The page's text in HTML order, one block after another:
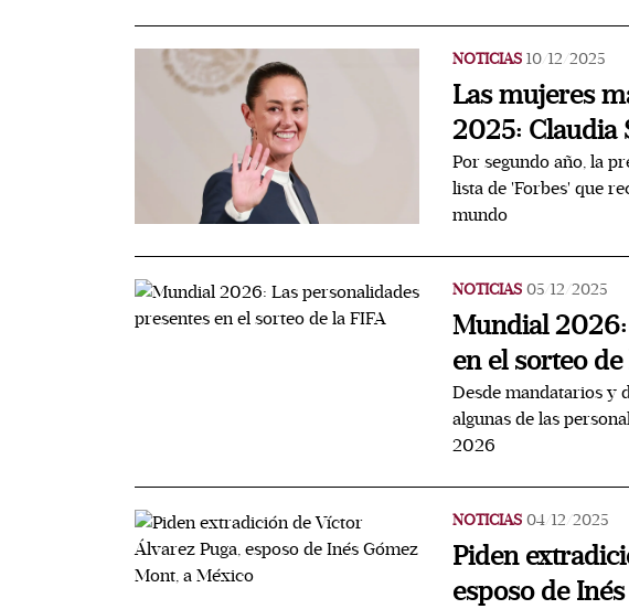
NOTICIAS 10/12/2025
Las mujeres
2025: Claudia
Por segundo año, la
lista de 'Forbes' que
mundo
NOTICIAS 05/12/2025
Mundial 2026:
en el sorteo
Desde mandatarios y
algunas de las
2026
NOTICIAS 04/12/2025
Piden
esposo de